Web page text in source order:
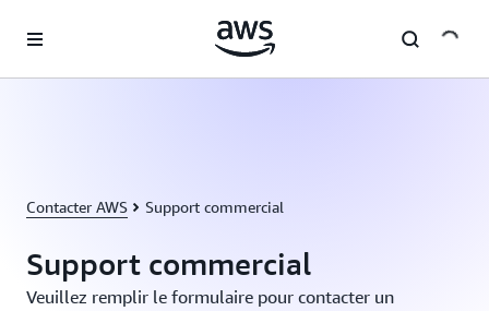
Contacter AWS Support commercial
Support commercial
Veuillez remplir le formulaire pour contacter un